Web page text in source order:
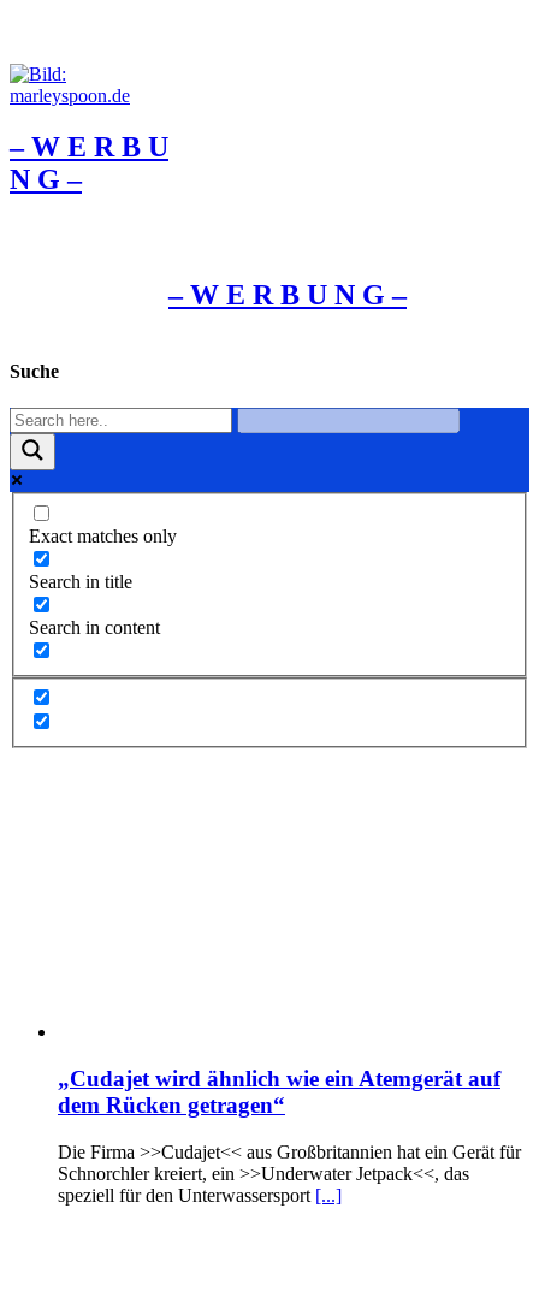
– W Ε R Β U
Ν G –
– W Ε R Β U Ν G –
Suche
Exact matches only
Search in title
Search in content
„Cudajet wird ähnlich wie ein Atemgerät auf
dem Rücken getragen“
Die Firma >>Cudajet<< aus Großbritannien hat ein Gerät für
Schnorchler kreiert, ein >>Underwater Jetpack<<, das
speziell für den Unterwassersport [...]